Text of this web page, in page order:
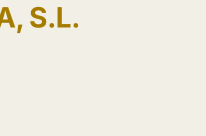
S.L.